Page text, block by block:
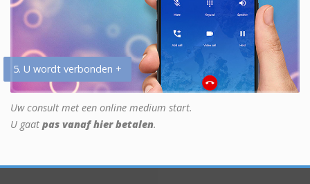
5. U wordt verbonden +
Uw consult met een online medium start.
U gaat pas vanaf hier betalen.